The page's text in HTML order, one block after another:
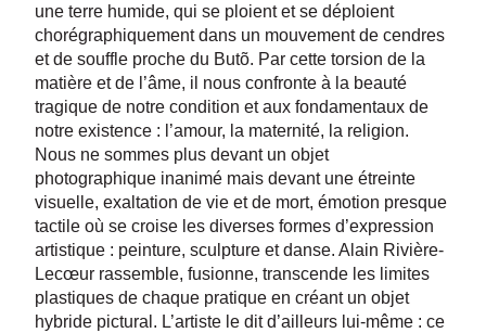
une terre humide, qui se ploient et se déploient
chorégraphiquement dans un mouvement de cendres
et de souffle proche du Butõ. Par cette torsion de la
matière et de l’âme, il nous confronte à la beauté
tragique de notre condition et aux fondamentaux de
notre existence : l’amour, la maternité, la religion.
Nous ne sommes plus devant un objet
photographique inanimé mais devant une étreinte
visuelle, exaltation de vie et de mort, émotion presque
tactile où se croise les diverses formes d’expression
artistique : peinture, sculpture et danse. Alain Rivière-
Lecœur rassemble, fusionne, transcende les limites
plastiques de chaque pratique en créant un objet
hybride pictural. L’artiste le dit d’ailleurs lui-même : ce